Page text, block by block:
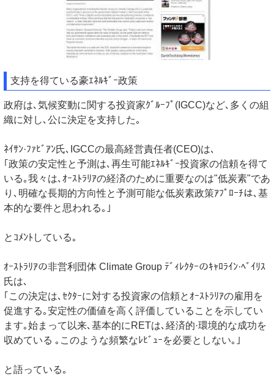
支持を得ている豪ｴﾈﾙｷﾞｰ政策
政府は､気候変動に関する投資家ｸﾞﾙｰﾌﾟ(IGCC)など､多くの組
織に対し､公に決定を支持した｡
ﾈｲｻﾝ·ﾌｧﾋﾞｱﾝ氏､IGCCの最高経営責任者(CEO)は､
｢政策の安定性と予測は､再生可能ｴﾈﾙｷﾞｰ投資家の信頼を得て
いる｡我々は､ｵｰｽﾄﾗﾘｱの経済のために重要なのは"低炭素"であ
り､明確な長期的方向性と予測可能な低炭素政策ｱﾌﾟﾛｰﾁは､基
本的な要件と思われる｡｣
とｺﾒﾝﾄしている｡
ｵｰｽﾄﾗﾘｱの非営利団体 Climate Group ﾃﾞｨﾚｸﾀｰのｷｬﾛﾗｲﾝ·ﾍﾞｲﾘｽ
氏は､
｢この決定は､ｾｸﾀｰに対する投資家の信頼とｵｰｽﾄﾗﾘｱの雇用を
促進する｡安定性の価値を高く評価していることを示してい
ます｡始まって以来､基本的にRETは､経済的·環境的な成功を
収めている ｡このような頻繁なﾚﾋﾞｭｰを必要としない｡｣
と語っている｡